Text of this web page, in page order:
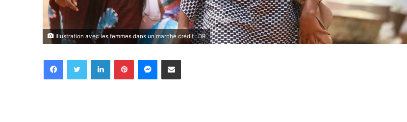
Illustration avec les femmes dans un marché crédit : DR